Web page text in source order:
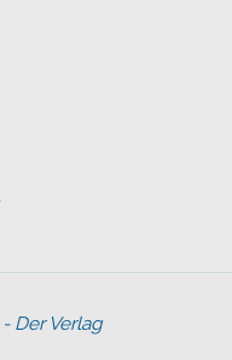
- Der Verlag